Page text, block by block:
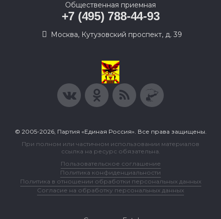
Общественная приемная
+7 (495) 788-44-93
Москва, Кутузовский проспект, д. 39
© 2005-2026, Партия «Единая Россия». Все права защищены.
При полном или частичном использовании материалов
ссылка на ресурс обязательна.
Пользовательское соглашение
Политика конфиденциальности
Политика в отношении обработки персональных данных
Согласие на обработку персональных данных